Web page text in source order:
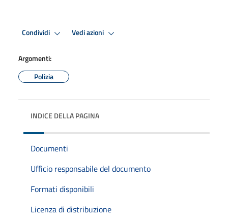
Condividi Vedi azioni
Argomenti:
Polizia
INDICE DELLA PAGINA
Documenti
Ufficio responsabile del documento
Formati disponibili
Licenza di distribuzione